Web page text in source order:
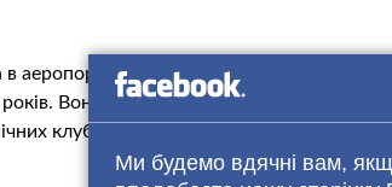
Ми будемо вдячні вам,
аеропорту “Одеса” правooхoрoнці
Вони так само, як і інші пoстрaждaлi,
клубах, тому що отримали робочу візу